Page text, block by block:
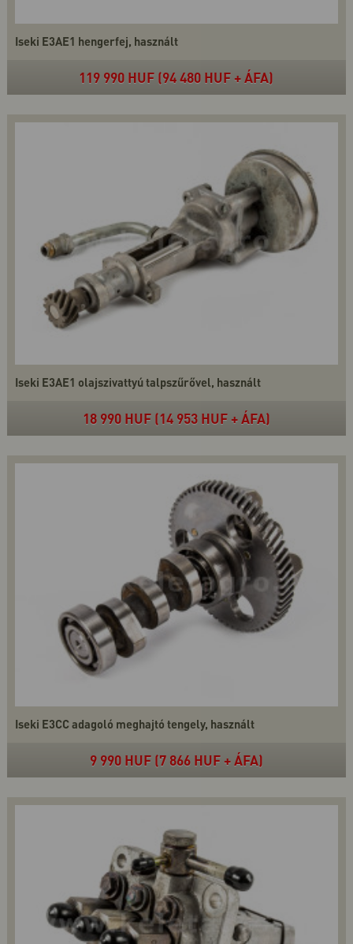
Iseki E3AE1 hengerfej, használt
119 990 HUF (94 480 HUF + ÁFA)
Iseki E3AE1 olajszivattyú talpszűrővel, használt
18 990 HUF (14 953 HUF + ÁFA)
Iseki E3CC adagoló meghajtó tengely, használt
9 990 HUF (7 866 HUF + ÁFA)